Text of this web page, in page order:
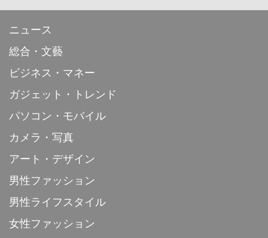
ニュース
総合・文藝
ビジネス・マネー
ガジェット・トレンド
パソコン・モバイル
カメラ・写真
アート・デザイン
男性ファッション
男性ライフスタイル
女性ファッション